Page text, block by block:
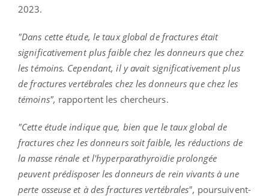
2023.
"Dans cette étude, le taux global de fractures était
significativement plus faible chez les donneurs que chez
les témoins. Cependant, il y avait significativement plus
de fractures vertébrales chez les donneurs que chez les
témoins", rapportent les chercheurs.
"Cette étude indique que, bien que le taux global de
fractures chez les donneurs soit faible, les réductions de
la masse rénale et l'hyperparathyroïdie prolongée
peuvent prédisposer les donneurs de rein vivants à une
perte osseuse et à des fractures vertébrales", poursuivent-